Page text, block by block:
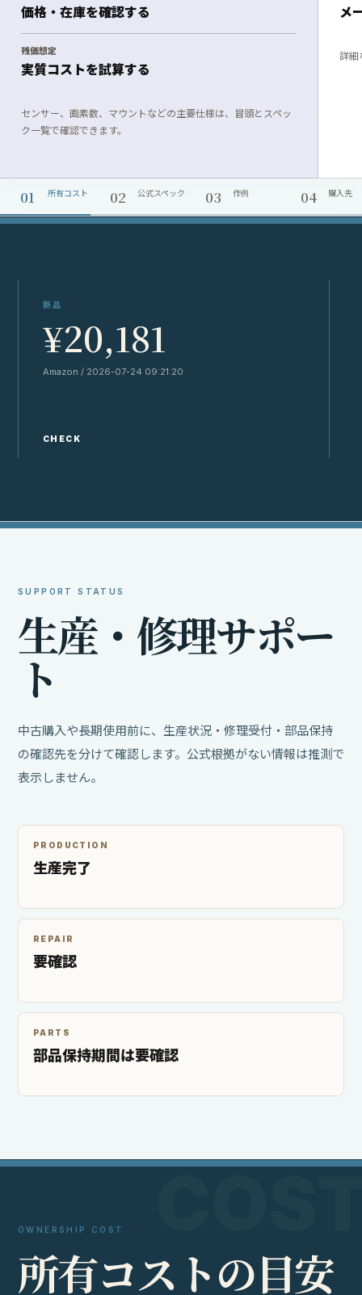
価格・在庫を確認する
残価想定
実質コストを試算する
センサー、画素数、マウントなどの主要仕様は、冒頭とスペッ
ク一覧で確認できます。
メ
詳細
01 所有コスト 02 公式スペック 03 作例 04 購入先
新品
¥20,181
Amazon / 2026-07-24 09:21:20
CHECK
SUPPORT STATUS
生産・ 修理サポー
ト
中古購入や長期使用前に、生産状況・修理受付・部品保持
の確認先を分けて確認します。公式根拠がない情報は推測で
表示しません。
PRODUCTION
生産完了
REPAIR
要確認
PARTS
部品保持期間は要確認
OWNERSHIP COST
所有コス トの目安